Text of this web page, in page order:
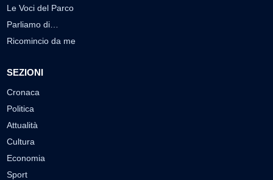
Le Voci del Parco
Parliamo di…
Ricomincio da me
SEZIONI
Cronaca
Politica
Attualità
Cultura
Economia
Sport